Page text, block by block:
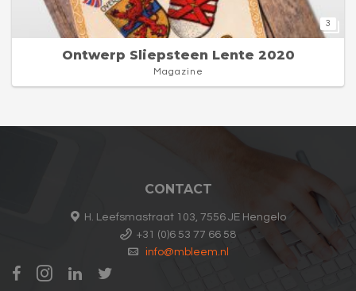
3
Ontwerp Sliepsteen Lente 2020
Magazine
CONTACT
H. Leefsmastraat 103, 7556 JE Hengelo
+31 (0)6 53 77 66 58
info@mbleem.nl